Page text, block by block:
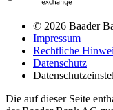
© 2026 Baader
Impressum
Rechtliche
Datenschutz
Die auf dieser Seite